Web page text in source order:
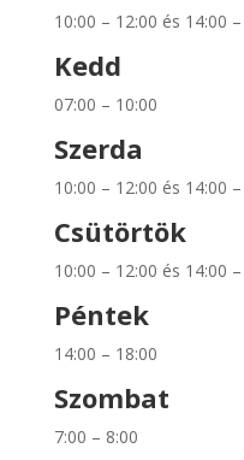
10:00 – 12:00 és 14:00
Kedd
07:00 – 10:00
Szerda
10:00 – 12:00 és 14:00
Csütörtök
10:00 – 12:00 és 14:00
Péntek
14:00 – 18:00
Szombat
7:00 – 8:00